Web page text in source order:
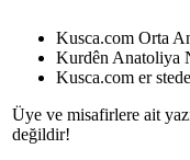
Kusca.com Orta
Kurdên Anatoliya
Kusca.com er
Üye ve misafirlere ait
değildir!